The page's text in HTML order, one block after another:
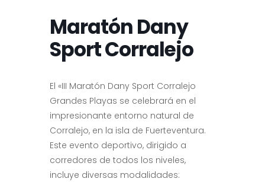
Maratón Dany
Sport Corralejo
El «III Maratón Dany Sport Corralejo
Grandes Playas se celebrará en el
impresionante entorno natural de
Corralejo, en la isla de Fuerteventura.
Este evento deportivo, dirigido a
corredores de todos los niveles,
incluye diversas modalidades: